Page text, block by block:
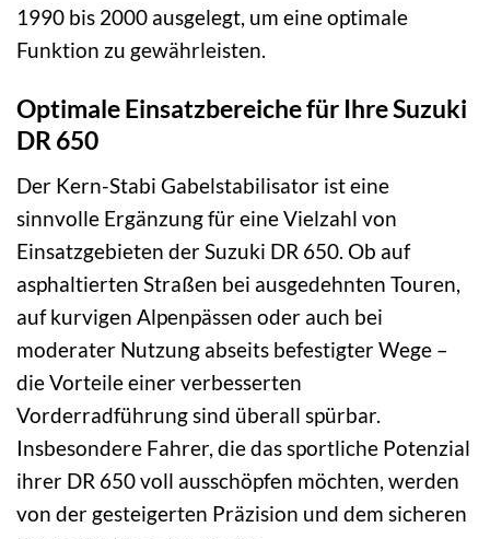
1990 bis 2000 ausgelegt, um eine optimale
Funktion zu gewährleisten.
Optimale Einsatzbereiche für Ihre Suzuki
DR 650
Der Kern-Stabi Gabelstabilisator ist eine
sinnvolle Ergänzung für eine Vielzahl von
Einsatzgebieten der Suzuki DR 650. Ob auf
asphaltierten Straßen bei ausgedehnten Touren,
auf kurvigen Alpenpässen oder auch bei
moderater Nutzung abseits befestigter Wege –
die Vorteile einer verbesserten
Vorderradführung sind überall spürbar.
Insbesondere Fahrer, die das sportliche Potenzial
ihrer DR 650 voll ausschöpfen möchten, werden
von der gesteigerten Präzision und dem sicheren